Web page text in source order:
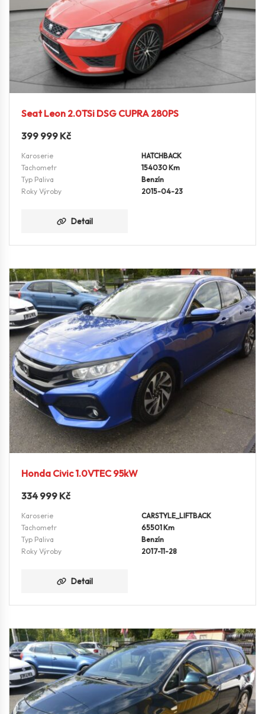
Seat Leon 2.0TSi DSG CUPRA 280PS
399 999 Kč
Karoserie
HATCHBACK
Tachometr
154030 Km
Typ Paliva
Benzín
Roky Výroby
2015-04-23
Detail
Honda Civic 1.0VTEC 95kW
334 999 Kč
Karoserie
CARSTYLE_LIFTBACK
Tachometr
65501 Km
Typ Paliva
Benzín
Roky Výroby
2017-11-28
Detail